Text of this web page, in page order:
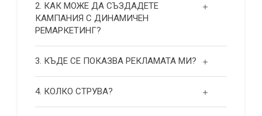
2. КАК МОЖЕ ДА СЪЗДАДЕТЕ
КАМПАНИЯ С ДИНАМИЧЕН
РЕМАРКЕТИНГ?
3. КЪДЕ СЕ ПОКАЗВА РЕКЛАМАТА МИ?
4. КОЛКО СТРУВА?